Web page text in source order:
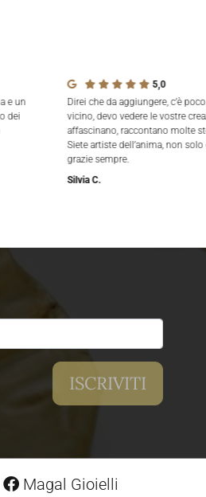
e un
dei
5,0
Direi che da aggiungere, c’è
vicino, devo vedere le vostre
affascinano, raccontano molte
Siete artiste dell’anima, non solo
grazie sempre.
Silvia C.
Magal Gioielli